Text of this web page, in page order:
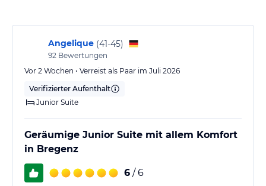
Angelique (41-45)
92 Bewertungen
Vor 2 Wochen • Verreist als Paar im Juli 2026
Verifizierter Aufenthalt
Junior Suite
Geräumige Junior Suite mit allem Komfort
in Bregenz
6 / 6